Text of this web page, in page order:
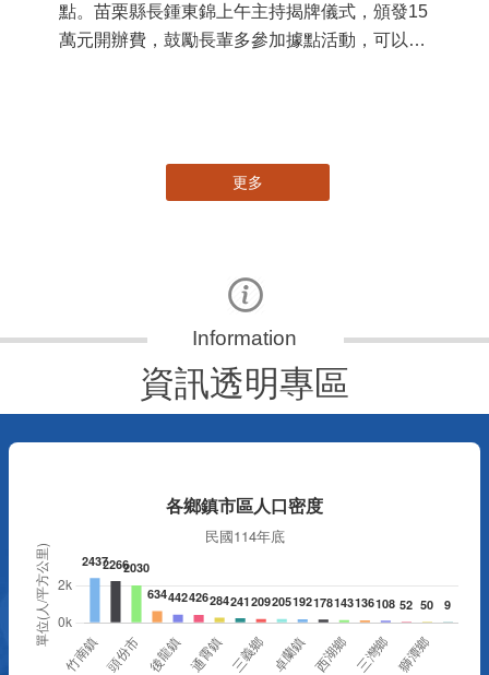
點。苗栗縣長鍾東錦上午主持揭牌儀式，頒發15
萬元開辦費，鼓勵長輩多參加據點活動，可以更
更多
資訊透明專區